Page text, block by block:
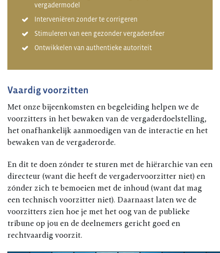
vergadermodel
Interveniëren zonder te corrigeren
Stimuleren van een gezonder vergadersfeer
Ontwikkelen van authentieke autoriteit
Vaardig voorzitten
Met onze bijeenkomsten en begeleiding helpen we de
voorzitters in het bewaken van de vergaderdoelstelling,
het onafhankelijk aanmoedigen van de interactie en het
bewaken van de vergaderorde.
En dit te doen zónder te sturen met de hiërarchie van een
directeur (want die heeft de vergadervoorzitter niet) en
zónder zich te bemoeien met de inhoud (want dat mag
een technisch voorzitter niet). Daarnaast laten we de
voorzitters zien hoe je met het oog van de publieke
tribune op jou en de deelnemers gericht goed en
rechtvaardig voorzit.